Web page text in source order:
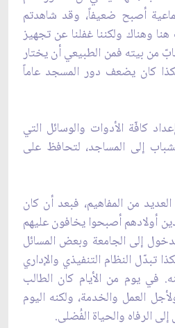
أصبح ضعيفاً، وقد شاهدتم
وهناك ولكننا غفلنا عن تجهيز
من بيته فمن الطبيعي أن يختار
كان يضعف دور المسجد عاماً
كافّة الأدوات والوسائل التي
إلى المساجد، لتحافظ على
من المفاهيم، فبعد أن كان
أولادهم أصبحوا يخافون عليهم
إلى الجامعة وبعض المسائل
تبدّل النظام التنفيذي والإداري
في يوم من الأيام كان الطالب
العمل والخدمة، ولكنه اليوم
الرفاه والحياة الفُضلى.